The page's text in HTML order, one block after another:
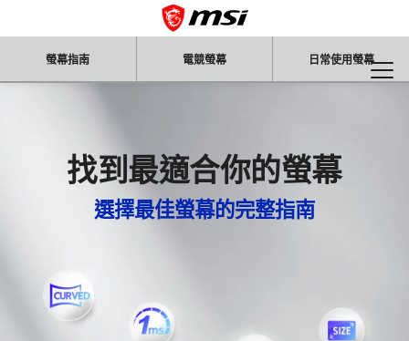
螢幕指南 電競螢幕 日常使用螢幕
找到最適合你的螢幕
選擇最佳螢幕的完整指南